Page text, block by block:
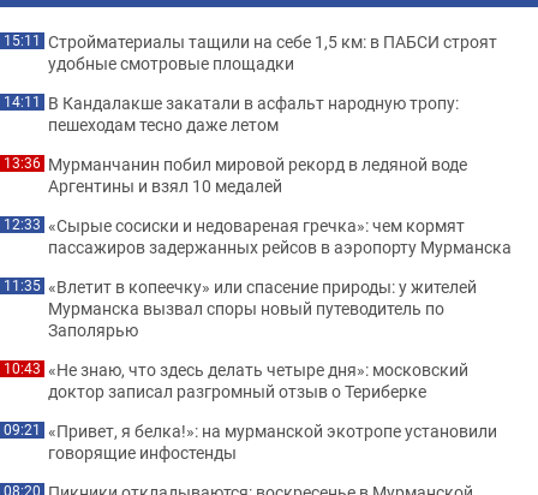
15:11 Стройматериалы тащили на себе 1,5 км: в ПАБСИ строят
удобные смотровые площадки
14:11 В Кандалакше закатали в асфальт народную тропу:
пешеходам тесно даже летом
13:36 Мурманчанин побил мировой рекорд в ледяной воде
Аргентины и взял 10 медалей
12:33 «Сырые сосиски и недовареная гречка»: чем кормят
пассажиров задержанных рейсов в аэропорту Мурманска
11:35 «Влетит в копеечку» или спасение природы: у жителей
Мурманска вызвал споры новый путеводитель по
Заполярью
10:43 «Не знаю, что здесь делать четыре дня»: московский
доктор записал разгромный отзыв о Териберке
09:21 «Привет, я белка!»: на мурманской экотропе установили
говорящие инфостенды
08:20